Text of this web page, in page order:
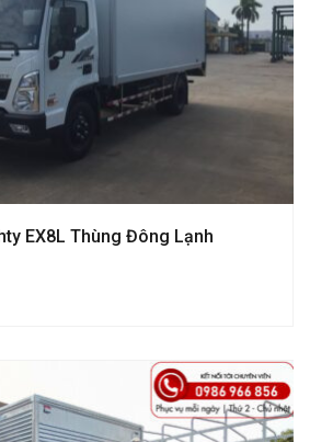
EX8L Thùng Đông Lạnh